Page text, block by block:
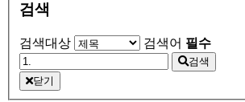
검색
검색대상 검색어 필수
검색
닫기